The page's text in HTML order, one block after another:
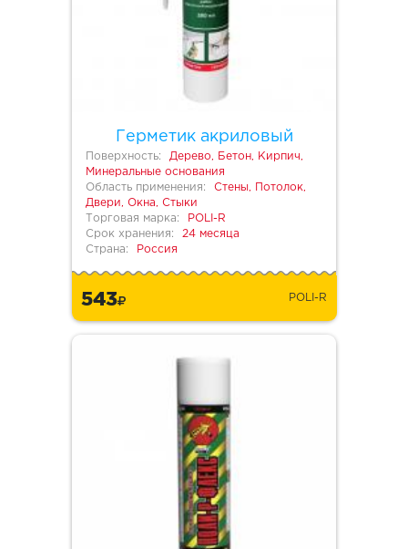
Герметик акриловый
Поверхность:
Дерево, Бетон, Кирпич,
Минеральные основания
Область применения:
Стены, Потолок,
Двери, Окна, Стыки
Торговая марка:
POLI-R
Срок хранения:
24 месяца
Страна:
Россия
543 POLI-R